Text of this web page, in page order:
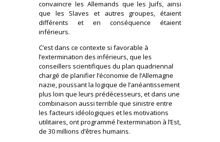
convaincre les Allemands que les Juifs, ainsi
que les Slaves et autres groupes, étaient
différents et en conséquence étaient
inférieurs.
C’est dans ce contexte si favorable à
l’extermination des inférieurs, que les
conseillers scientifiques du plan quadriennal
chargé de planifier l’économie de l’Allemagne
nazie, poussant la logique de l’anéantissement
plus loin que leurs prédécesseurs, et dans une
combinaison aussi terrible que sinistre entre
les facteurs idéologiques et les motivations
utilitaires, ont programmé l’extermination à l’Est,
de 30 millions d’êtres humains.